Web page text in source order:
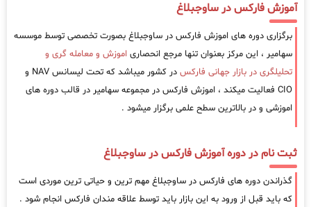
آموزش فارکس در ساوجبلاغ
برگزاری دوره های اموزش فارکس در ساوجبلاغ بصورت تخصصی توسط موسسه
سهامیر ، این مرکز بعنوان تنها مرجع انحصاری اموزش و معامله گری و
تحلیلگری در بازار جهانی فارکس
در کشور میباشد که تحت لیسانس NAV و
CIO فعالیت میکند ، اموزش فارکس در مجموعه سهامیر در قالب دوره های
اموزشی و در بالاترین سطح علمی برگزار میشود .
ثبت نام در دوره آموزش فارکس در ساوجبلاغ
گذراندن دوره های فارکس در ساوجبلاغ مهم ترین و حیاتی ترین موردی است
که باید قبل از ورود به این بازار باید توسط علاقه مندان فارکس انجام شود .